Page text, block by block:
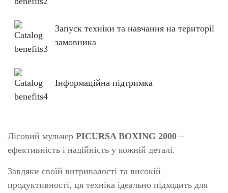
Запуск техніки та навчання на території
замовника
Інформаційна підтримка
Лісовий мульчер PICURSA BOXING 2000 –
ефективність і надійність у кожній деталі.
Завдяки своїй витривалості та високій
продуктивності, ця техніка ідеально підходить для